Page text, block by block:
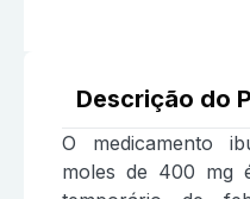
Descrição do
O medicamento
moles de 400 mg